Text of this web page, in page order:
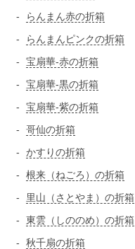
らんまん赤の折箱
らんまんピンクの折箱
宝扇華-赤の折箱
宝扇華-黒の折箱
宝扇華-紫の折箱
哥仙の折箱
かすりの折箱
根来（ねごろ）の折箱
里山（さとやま）の折箱
東雲（しののめ）の折箱
秋千扇の折箱